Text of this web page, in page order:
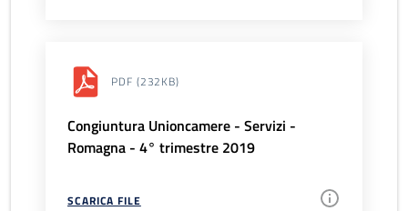
PDF (232KB)
Congiuntura Unioncamere - Servizi -
Romagna - 4° trimestre 2019
SCARICA FILE